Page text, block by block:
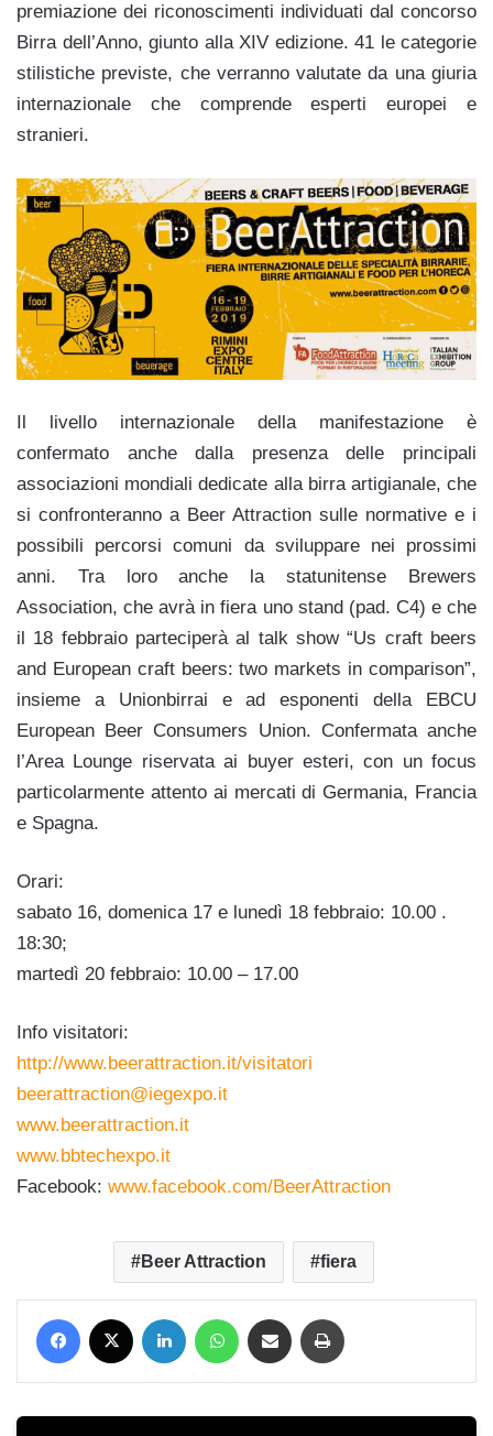
premiazione dei riconoscimenti individuati dal concorso
Birra dell’Anno, giunto alla XIV edizione. 41 le categorie
stilistiche previste, che verranno valutate da una giuria
internazionale che comprende esperti europei e
stranieri.
Il livello internazionale della manifestazione è
confermato anche dalla presenza delle principali
associazioni mondiali dedicate alla birra artigianale, che
si confronteranno a Beer Attraction sulle normative e i
possibili percorsi comuni da sviluppare nei prossimi
anni. Tra loro anche la statunitense Brewers
Association, che avrà in fiera uno stand (pad. C4) e che
il 18 febbraio parteciperà al talk show “Us craft beers
and European craft beers: two markets in comparison”,
insieme a Unionbirrai e ad esponenti della EBCU
European Beer Consumers Union. Confermata anche
l’Area Lounge riservata ai buyer esteri, con un focus
particolarmente attento ai mercati di Germania, Francia
e Spagna.
Orari:
sabato 16, domenica 17 e lunedì 18 febbraio: 10.00 .
18:30;
martedì 20 febbraio: 10.00 – 17.00
Info visitatori:
http://www.beerattraction.it/visitatori
beerattraction@iegexpo.it
www.beerattraction.it
www.bbtechexpo.it
Facebook: www.facebook.com/BeerAttraction
Beer Attraction fiera
Facebook LinkedIn WhatsApp Condividi via mail